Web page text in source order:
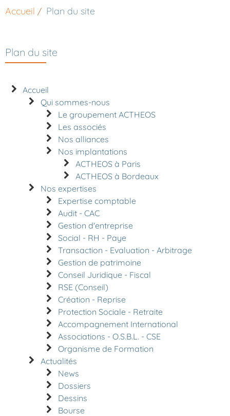
Accueil Plan du site
Plan du site
Accueil
Qui sommes-nous
Le groupement ACTHEOS
Les associés
Nos alliances
Nos implantations
ACTHEOS à Paris
ACTHEOS à Bordeaux
Nos expertises
Expertise comptable
Audit - CAC
Gestion d'entreprise
Social - RH - Paye
Transaction - Evaluation - Arbitrage
Gestion de patrimoine
Conseil Juridique - Fiscal
RSE (Conseil)
Création - Reprise
Protection Sociale - Retraite
Accompagnement International
Associations - O.S.B.L. - CSE
Organisme de Formation
Actualités
News
Dossiers
Dessins
Bourse